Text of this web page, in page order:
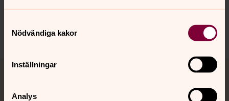
Nödvändiga kakor
Inställningar
Analys
Dela
Tillbaka till toppen
Tillbaka till innehållet